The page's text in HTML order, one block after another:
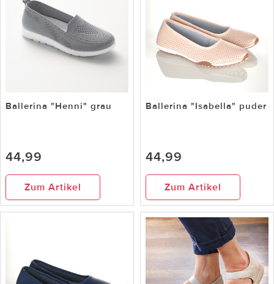
Ballerina "Henni" grau
44,99
Zum Artikel
Ballerina "Isabella" puder
44,99
Zum Artikel